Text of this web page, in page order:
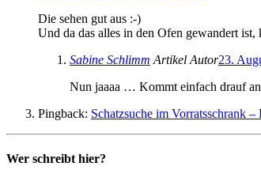
Die sehen gut aus :-)
Und da das alles in den Ofen gewandert
Sabine Schlimm Artikel Autor23.
Nun jaaaa … Kommt einfach drauf
Pingback: Schatzsuche im Vorratsschrank
Wer schreibt hier?